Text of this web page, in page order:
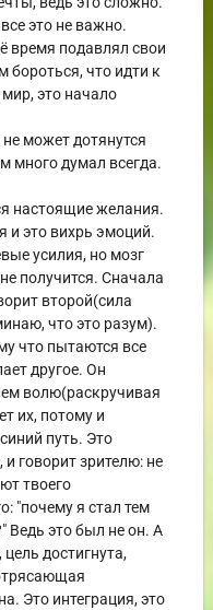
это не важно.
время подавлял свои
бороться, что идти к
это начало
может дотянутся
много думал всегда.
настоящие желания.
и это вихрь эмоций.
усилия, но мозг
получится. Сначала
второй(сила
что это разум).
что пытаются все
другое. Он
волю(раскручивая
их, потому и
путь. Это
говорит зрителю: не
твоего
"почему я стал тем
Ведь это был не он. А
достигнута,
Это интеграция, это